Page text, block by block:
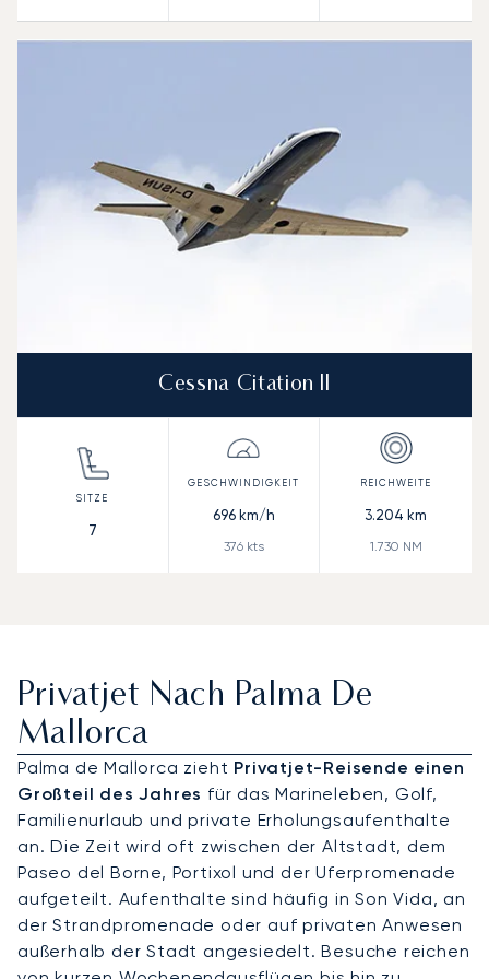
Cessna Citation II
7
696km/h
376kts
3.204 km
1.730 NM
Privatjet Nach Palma De
Mallorca
Palma de Mallorca zieht Privatjet-Reisende einen
Großteil des Jahres für das Marineleben, Golf,
Familienurlaub und private Erholungsaufenthalte
an. Die Zeit wird oft zwischen der Altstadt, dem
Paseo del Borne, Portixol und der Uferpromenade
aufgeteilt. Aufenthalte sind häufig in Son Vida, an
der Strandpromenade oder auf privaten Anwesen
außerhalb der Stadt angesiedelt. Besuche reichen